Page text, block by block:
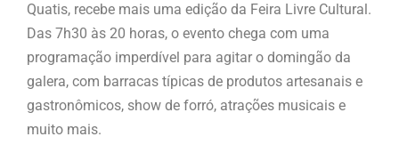
Quatis, recebe mais uma edição da Feira Livre Cultural.
Das 7h30 às 20 horas, o evento chega com uma
programação imperdível para agitar o domingão da
galera, com barracas típicas de produtos artesanais e
gastronômicos, show de forró, atrações musicais e
muito mais.